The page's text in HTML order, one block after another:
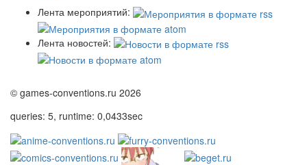
Лента мероприятий:
Лента новостей:
© games-conventions.ru 2026
queries: 5, runtime: 0,0433sec